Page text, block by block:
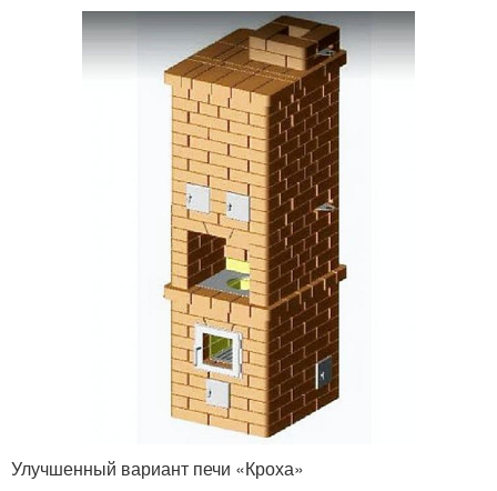
Улучшенный вариант печи «Кроха»